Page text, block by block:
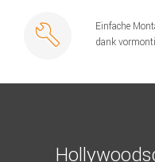
Einfache
dank